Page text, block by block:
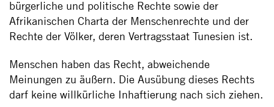
bürgerliche und politische Rechte sowie der
Afrikanischen Charta der Menschenrechte und der
Rechte der Völker, deren Vertragsstaat Tunesien ist.
Menschen haben das Recht, abweichende
Meinungen zu äußern. Die Ausübung dieses Rechts
darf keine willkürliche Inhaftierung nach sich ziehen.